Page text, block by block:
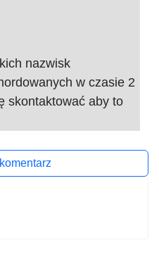
nazwisk
w czasie 2
skontaktować aby to